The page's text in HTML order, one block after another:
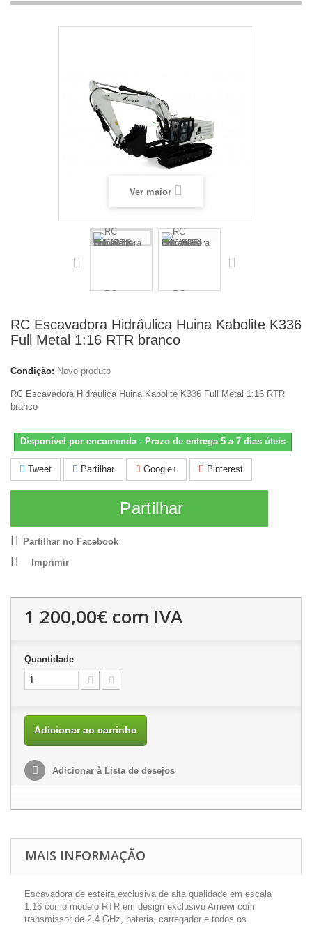
Ver maior
RC Escavadora Hidráulica Huina Kabolite K336
Full Metal 1:16 RTR branco
Condição: Novo produto
RC Escavadora Hidráulica Huina Kabolite K336 Full Metal 1:16 RTR
branco
Disponível por encomenda - Prazo de entrega 5 a 7 dias úteis
Tweet Partilhar Google+ Pinterest
Partilhar
Partilhar no Facebook
Imprimir
1 200,00€ com IVA
Quantidade
Adicionar ao carrinho
Adicionar à Lista de desejos
MAIS INFORMAÇÃO
Escavadora de esteira exclusiva de alta qualidade em escala
1:16 como modelo RTR em design exclusivo Amewi com
transmissor de 2,4 GHz, bateria, carregador e todos os